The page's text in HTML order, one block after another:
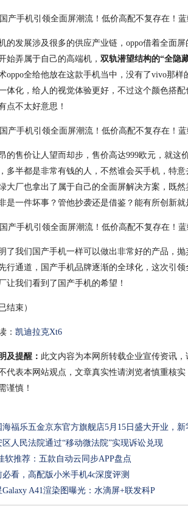
的发展涉及很多的供应产业链，oppo借着全面
始弄属于自己的高端机， 双轨潜望结构的“全隐
oppo全给他放在这款手机当中，没有了vivo那样
体化，给人的视觉体验更好，不过这个颜色搭
点不太好意思！
的售价让人望而却步，售价高达999欧元，就这
多半都是非常有钱的人，不然谁会买手机，特
大厂也拿出了属于自己的全面屏解决方案，既
是一件坏事？管他抄袭还是借鉴？能有所创新就
了我们国产手机一样可以做出非常好的产品，
行通道，国产手机品牌逐渐的全球化，这次引
让我们看到了国产手机的希望！
结束）
： 凯迪拉克Xt6
及提醒： 此文内容为本网所转载企业宣传资讯
代表本网站观点，文章真实性请浏览者慎重核
谨慎！
海福乐五金京东官方旗舰店5月15日盛大开业，新
区人民法院通过“移动微法院”实现诉讼兑现
软推荐：五款自动云同步APP盘点
必看，高配版小米手机4c深度评测
Galaxy A41渲染图曝光：水滴屏+联发科P